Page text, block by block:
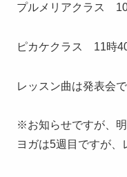
プルメリアクラス
ピカケクラス 11時
レッスン曲は発表会
※お知らせですが、
ヨガは5週目ですが、